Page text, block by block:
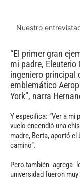
Nuestro
“El primer gran
mi padre,
ingeniero principal
emblemático
York”, narra
Y especifica: “Ver a mi
vuelo encendió una
madre, Berta, aportó el
camino”.
Pero también -agrega-
universidad fueron